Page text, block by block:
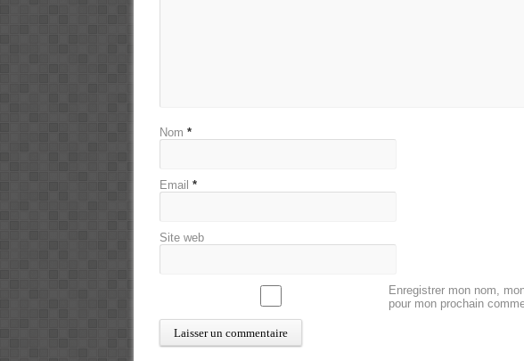
Nom *
Email *
Site web
Enregistrer mon nom,
pour mon prochain